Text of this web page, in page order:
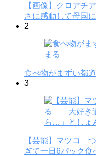
【画像】クロアチ
さに感動して母国
2
食べ物がまずい都
3
【芸能】マツコ
ぎて一日6パック